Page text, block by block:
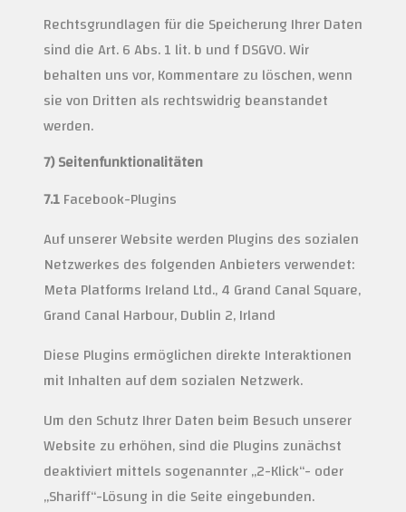
Rechtsgrundlagen für die Speicherung Ihrer Daten
sind die Art. 6 Abs. 1 lit. b und f DSGVO. Wir
behalten uns vor, Kommentare zu löschen, wenn
sie von Dritten als rechtswidrig beanstandet
werden.
7) Seitenfunktionalitäten
7.1Facebook-Plugins
Auf unserer Website werden Plugins des sozialen
Netzwerkes des folgenden Anbieters verwendet:
Meta Platforms Ireland Ltd., 4 Grand Canal Square,
Grand Canal Harbour, Dublin 2, Irland
Diese Plugins ermöglichen direkte Interaktionen
mit Inhalten auf dem sozialen Netzwerk.
Um den Schutz Ihrer Daten beim Besuch unserer
Website zu erhöhen, sind die Plugins zunächst
deaktiviert mittels sogenannter „2-Klick“- oder
„Shariff“-Lösung in die Seite eingebunden.